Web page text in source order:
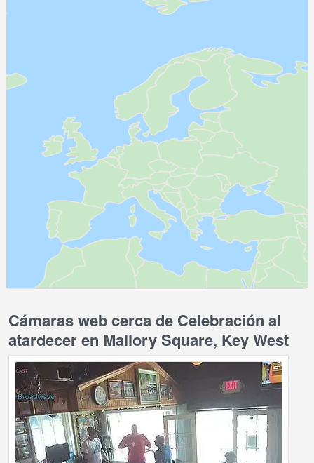
Cámaras web cerca de Celebración al
atardecer en Mallory Square, Key West